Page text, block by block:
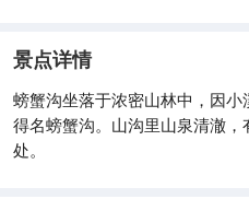
景点详情
螃蟹沟坐落于浓密山林中，因
得名螃蟹沟。山沟里山泉清澈
处。